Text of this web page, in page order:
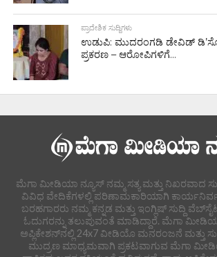
ಪ್ರಾದೇಶಿಕ ಸುದ್ದಿಗಳು
ಉಡುಪಿ: ಮುದರಂಗಡಿ ಡೇವಿಡ್
ಪ್ರಕರಣ – ಆರೋಪಿಗಳಿಗೆ...
ಮೆಗಾ ಮೀಡಿಯಾ ನ್ಯೂಸ್ ನಮ್ಮ ಸತ್ಯ ಮತ್ತು ನಿಖರವಾದ
ವಿವಿಧ ವೇದಿಕೆಗಳಲ್ಲಿ ಪರಿಣಾಮಕಾರಿಯಾಗಿ
ಬರಹಗಾರರು ನಮ್ಮ ಕನ್ನಡ ಮತ್ತು ಇಂಗ್ಲಿಷ್ ಸುದ್ದಿ
ಓದುಗರನ್ನು ತಲುಪುವಂತೆ ಮಾಡಿದ್ದಾರೆ. ಮೆಗಾ
ಅಪ್ಲಿಕೇಶನ್‌ನಲ್ಲಿ 24x7 ವೀಡಿಯೊ ಮನರಂಜನೆ ಮತ್ತು
ಮುದ್ರಣ ಮಾಧ್ಯಮವಾಗಿ ಪ್ರಕಟವಾಗುವ ಮೆಗಾ